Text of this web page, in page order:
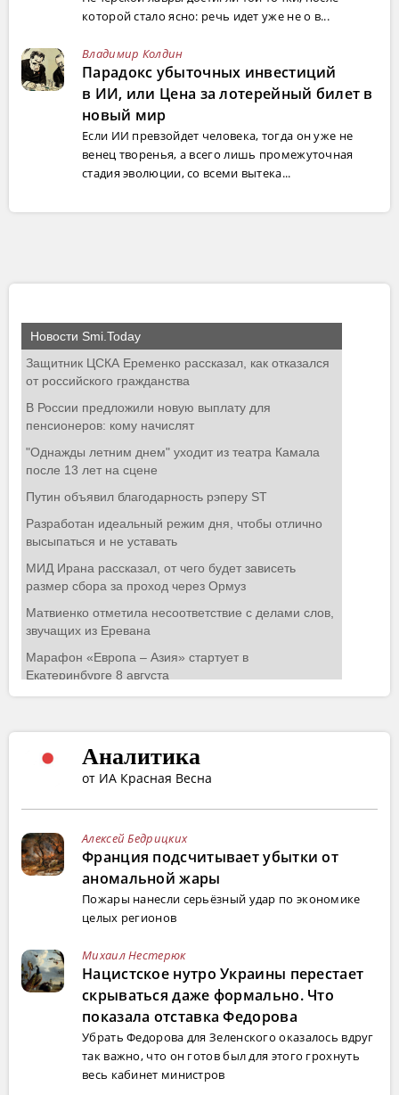
которой стало ясно: речь идет уже не о в...
Владимир Колдин
Парадокс убыточных инвестиций
в ИИ, или Цена за лотерейный билет в
новый мир
Если ИИ превзойдет человека, тогда он уже не
венец творенья, а всего лишь промежуточная
стадия эволюции, со всеми вытека...
Аналитика
от ИА Красная Весна
Алексей Бедрицких
Франция подсчитывает убытки от
аномальной жары
Пожары нанесли серьёзный удар по экономике
целых регионов
Михаил Нестерюк
Нацистское нутро Украины перестает
скрываться даже формально. Что
показала отставка Федорова
Убрать Федорова для Зеленского оказалось вдруг
так важно, что он готов был для этого грохнуть
весь кабинет министров